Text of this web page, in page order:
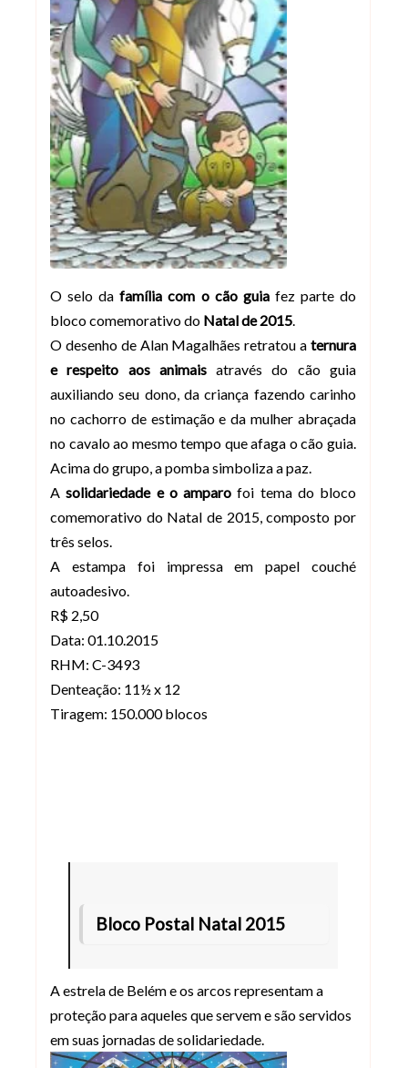
O selo dafamília com o cão guiafez parte do
bloco comemorativo do Natal de 2015.
O desenho de Alan Magalhães retratou a ternura
e respeito aos animaisatravés do cão guia
auxiliando seu dono, da criança fazendo carinho
no cachorro de estimação e da mulher abraçada
no cavalo ao mesmo tempo que afaga o cão guia.
Acima do grupo, a pomba simboliza a paz.
Asolidariedade e o amparo foi tema do bloco
comemorativo do Natal de 2015, composto por
três selos.
A estampa foi impressa em papel couché
autoadesivo.
R$ 2,50
Data: 01.10.2015
RHM: C-3493
Denteação: 11½ x 12
Tiragem: 150.000 blocos
Bloco Postal Natal 2015
A estrela de Belém e os arcos representam a
proteção para aqueles que servem e são servidos
em suas jornadas de solidariedade.